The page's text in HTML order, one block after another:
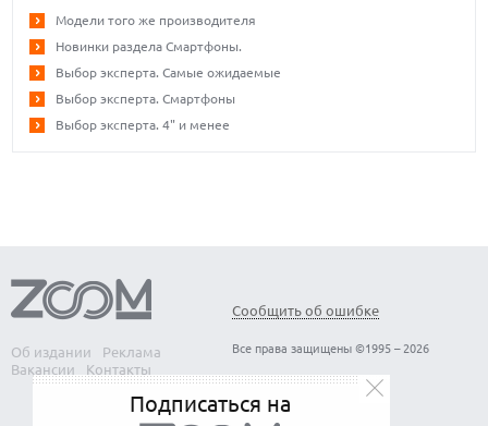
Модели того же производителя
Новинки раздела Смартфоны.
Выбор эксперта. Самые ожидаемые
Выбор эксперта. Смартфоны
Выбор эксперта. 4" и менее
Об издании
Реклама
Вакансии
Контакты
Сообщить об ошибке
Все права защищены ©1995 – 2026
Подписаться на